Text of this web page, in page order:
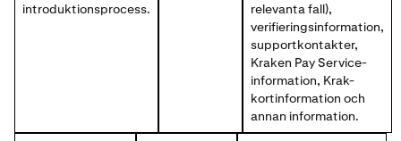
introduktionsprocess.
relevanta fall),
verifieringsinformation,
supportkontakter,
Kraken Pay Service-
information, Krak-
kortinformation och
annan information.